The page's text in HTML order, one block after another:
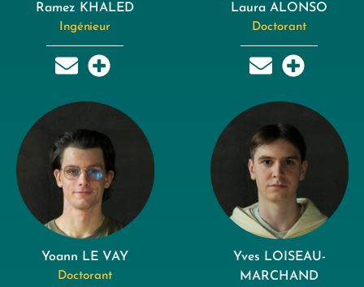
Ramez KHALED
Ingénieur
Laura ALONSO
Doctorant
Yoann LE VAY
Doctorant
Yves LOISEAU-
MARCHAND